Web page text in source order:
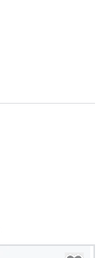
mood for your "I do"